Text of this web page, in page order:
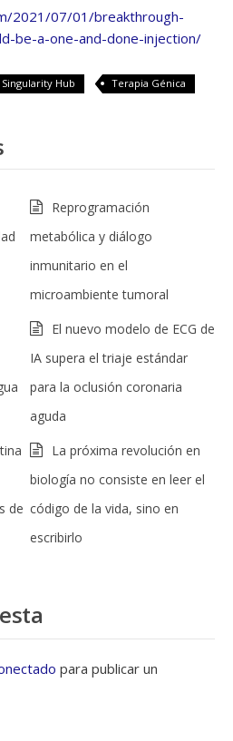
2021/07/01/breakthrough-
be-a-one-and-done-injection/
Singularity Hub Terapia Génica
Reprogramación
metabólica y diálogo
inmunitario en el
microambiente tumoral
El nuevo modelo de ECG de
IA supera el triaje estándar
para la oclusión coronaria
aguda
de
La próxima revolución en
biología no consiste en leer el
código de la vida, sino en
escribirlo
para publicar un